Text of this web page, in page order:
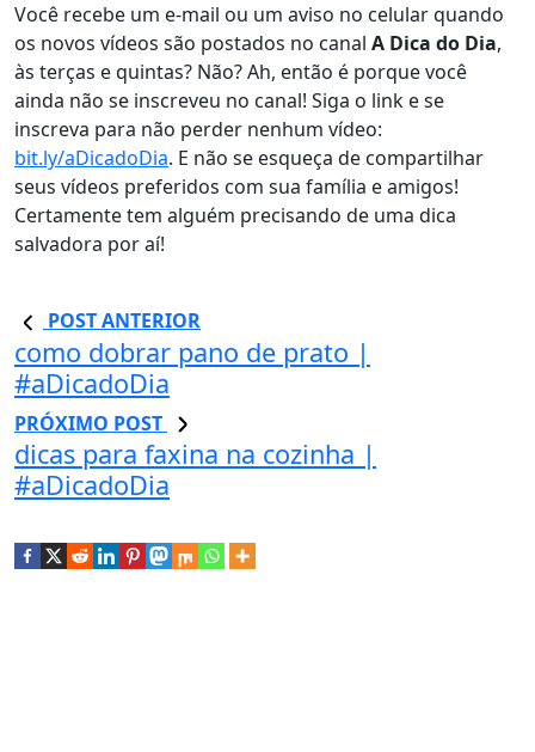
Você recebe um e-mail ou um aviso no celular quando
os novos vídeos são postados no canal A Dica do Dia,
às terças e quintas? Não? Ah, então é porque você
ainda não se inscreveu no canal! Siga o link e se
inscreva para não perder nenhum vídeo:
bit.ly/aDicadoDia. E não se esqueça de compartilhar
seus vídeos preferidos com sua família e amigos!
Certamente tem alguém precisando de uma dica
salvadora por aí!
POST ANTERIOR
como dobrar pano de prato |
#aDicadoDia
PRÓXIMO POST
dicas para faxina na cozinha |
#aDicadoDia